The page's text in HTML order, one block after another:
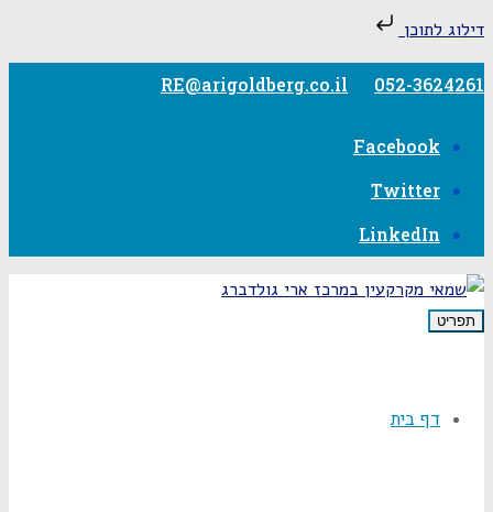
דילוג לתוכן
052-3624261
RE@arigoldberg.co.il
Facebook
Twitter
LinkedIn
תפריט
דף בית